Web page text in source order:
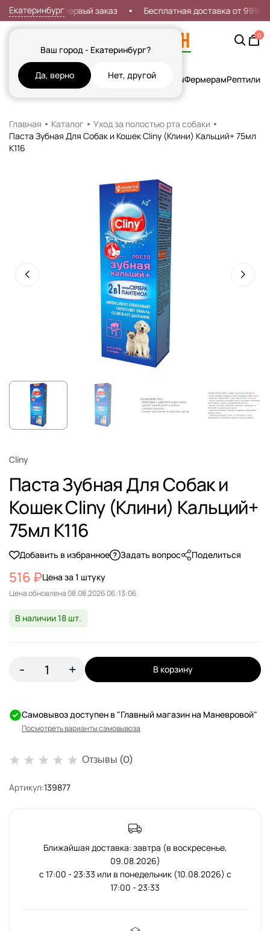
Екатеринбург
Ваш город - Екатеринбург?
Да, верно Нет, другой
Скидка 7% на первый заказ Бесплатная доставка от 999р
0
Кошки СобакиРыбы Грызуны и Хорьки ПтицыФермерамРептилии
Главная Каталог
Уход за полостью рта собаки
Паста Зубная Для Собак и Кошек Cliny (Клини) Кальций+ 75мл
К116
Cliny
Паста Зубная Для Собак и
Кошек Cliny (Клини) Кальций+
75мл К116
Добавить в избранное Задать вопрос Поделиться
516 ₽Цена за 1 штуку
Цена обновлена
В наличии 18 шт.
- + В корзину
Самовывоз доступен в "Главный магазин на Маневровой"
Посмотреть варианты самовывоза
Отзывы (0)
Артикул:139877
Ближайшая доставка: завтра (в воскресенье,
09.08.2026)
с 17:00 - 23:33 или в понедельник (10.08.2026) с
17:00 - 23:33